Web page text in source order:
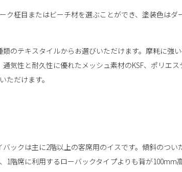
ク柾目またはビーチ材を選ぶことができ、塗装色はダ
のテキスタイルからお選びいただけます。摩耗に強
気性と耐久性に優れたメッシュ素材のKSF、ポリエ
ただけます。
ックは主に2階以上の客席用のイスです。傾斜のつ
1階席に利用するローバックタイプよりも背が100mm